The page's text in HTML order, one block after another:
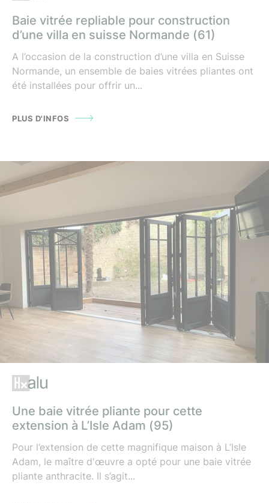
Baie vitrée repliable pour construction
d’une villa en suisse Normande (61)
A l’occasion de la construction d’une villa en Suisse
Normande, un ensemble de baies vitrées pliantes ont
été installées pour offrir un...
PLUS D'INFOS
Une baie vitrée pliante pour cette
extension à L’Isle Adam (95)
Pour l’extension de cette magnifique maison à L’Isle
Adam, le maître d'œuvre a opté pour une baie vitrée
pliante anthracite. Il s’agit...